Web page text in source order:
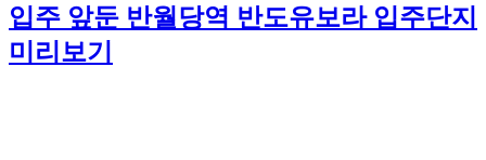
입주 앞둔 반월당역 반도유보라 입주단지
미리보기